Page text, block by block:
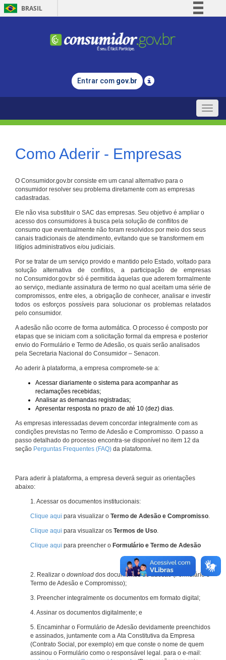
BRASIL
Comunica BR
Legislação
Entrar com gov.br
Toggle
Como Aderir - Empresas
O Consumidor.gov.br consiste em um canal alternativo para o
consumidor resolver seu problema diretamente com as empresas
cadastradas.
Ele não visa substituir o SAC das empresas. Seu objetivo é ampliar o
acesso dos consumidores à busca pela solução de conflitos de
consumo que eventualmente não foram resolvidos por meio dos seus
canais tradicionais de atendimento, evitando que se transformem em
litígios administrativos e/ou judiciais.
Por se tratar de um serviço provido e mantido pelo Estado, voltado para
solução alternativa de conflitos, a participação de empresas
no Consumidor.gov.br só é permitida àquelas que aderem formalmente
ao serviço, mediante assinatura de termo no qual aceitam uma série de
compromissos, entre eles, a obrigação de conhecer, analisar e investir
todos os esforços possíveis para solucionar os problemas relatados
pelo consumidor.
A adesão não ocorre de forma automática. O processo é composto por
etapas que se iniciam com a solicitação formal da empresa e posterior
envio do Formulário e Termo de Adesão, os quais serão analisados
pela Secretaria Nacional do Consumidor – Senacon.
Ao aderir à plataforma, a empresa compromete-se a:
Acessar diariamente o sistema para acompanhar as
reclamações recebidas;
Analisar as demandas registradas;
Apresentar resposta no prazo de até 10 (dez) dias.
As empresas interessadas devem concordar integralmente com as
condições previstas no Termo de Adesão e Compromisso. O passo a
passo detalhado do processo encontra-se disponível no item 12 da
seção Perguntas Frequentes (FAQ) da plataforma.
Para aderir à plataforma, a empresa deverá seguir as orientações
abaixo:
1. Acessar os documentos institucionais:
Clique aqui para visualizar o Termo de Adesão e Compromisso.
Clique aqui para visualizar os Termos de Uso.
Clique aqui para preencher o Formulário e Termo de Adesão
2. Realizar o download dos documentos de adesão (Formulário e
Termo de Adesão e Compromisso);
3. Preencher integralmente os documentos em formato digital;
4. Assinar os documentos digitalmente; e
5. Encaminhar o Formulário de Adesão devidamente preenchidos
e assinados, juntamente com a Ata Constitutiva da Empresa
(Contrato Social, por exemplo) em que conste o nome de quem
assinou o Formulário como o responsável legal. para o e-mail: